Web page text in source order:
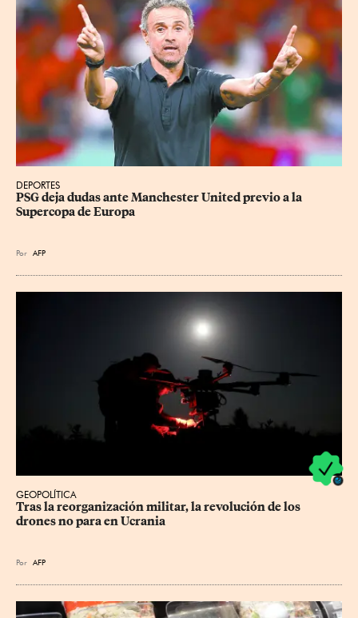
DEPORTES
PSG deja dudas ante Manchester United previo a la
Supercopa de Europa
Por AFP
GEOPOLÍTICA
Tras la reorganización militar, la revolución de los
drones no para en Ucrania
Por AFP